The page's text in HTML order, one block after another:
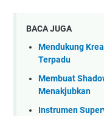
BACA JUGA
Mendukung
Terpadu
Membuat
Menakjubkan
Instrumen